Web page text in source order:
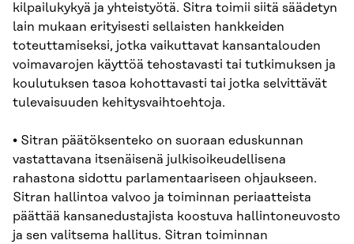
kilpailukykyä ja yhteistyötä. Sitra toimii siitä säädetyn
lain mukaan erityisesti sellaisten hankkeiden
toteuttamiseksi, jotka vaikuttavat kansantalouden
voimavarojen käyttöä tehostavasti tai tutkimuksen ja
koulutuksen tasoa kohottavasti tai jotka selvittävät
tulevaisuuden kehitysvaihtoehtoja.
• Sitran päätöksenteko on suoraan eduskunnan
vastattavana itsenäisenä julkisoikeudellisena
rahastona sidottu parlamentaariseen ohjaukseen.
Sitran hallintoa valvoo ja toiminnan periaatteista
päättää kansanedustajista koostuva hallintoneuvosto
ja sen valitsema hallitus. Sitran toiminnan